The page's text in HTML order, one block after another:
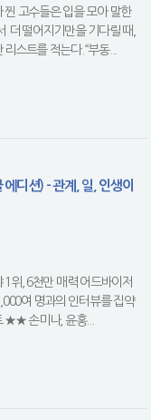
찐 고수들은 입을 모아 말한
더 떨어지기만을 기다릴 때,
스트를 적는다.“부동...
디션) - 관계, 일, 인생이
위, 6천만 매력 어드바이저
여 명과의 인터뷰를 집약
★★ 손미나, 윤홍...